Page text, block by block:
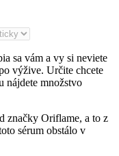
sa vám a vy si neviete
výžive. Určite chcete
nájdete množstvo
značky Oriflame, a to z
sérum obstálo v